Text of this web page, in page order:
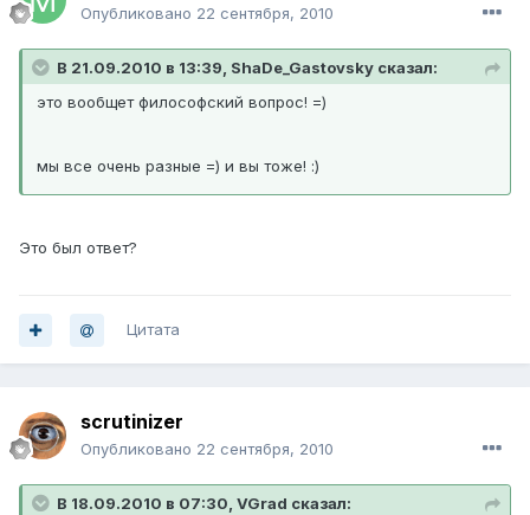
Опубликовано 22 сентября, 2010
В 21.09.2010 в 13:39, ShaDe_Gastovsky сказал:
это вообщет философский вопрос! =)
мы все очень разные =) и вы тоже! :)
Это был ответ?
Цитата
scrutinizer
Опубликовано 22 сентября, 2010
В 18.09.2010 в 07:30, VGrad сказал: